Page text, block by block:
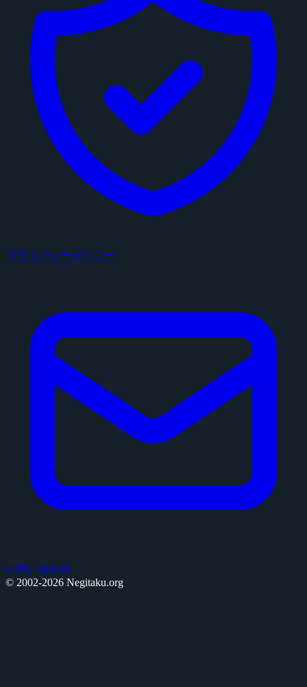
プライバシーポリシー
お問い合わせ
© 2002-2026 Negitaku.org